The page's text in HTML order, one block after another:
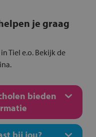
je graag
Tiel e.o. Bekijk de
bieden